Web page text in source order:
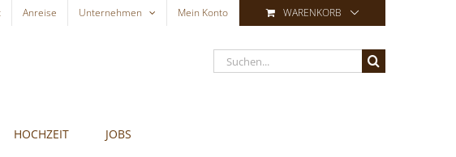
Anreise Unternehmen Mein Konto WARENKORB
Suche
nach:
HOCHZEIT JOBS